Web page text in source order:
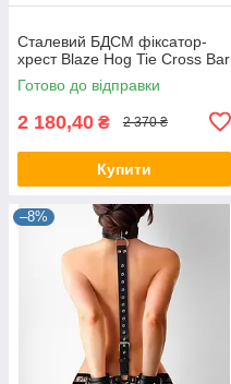
Сталевий БДСМ фіксатор-
хрест Blaze Hog Tie Cross Bar
Готово до відправки
2 180,40 ₴ 2 370 ₴
Купити
–8%